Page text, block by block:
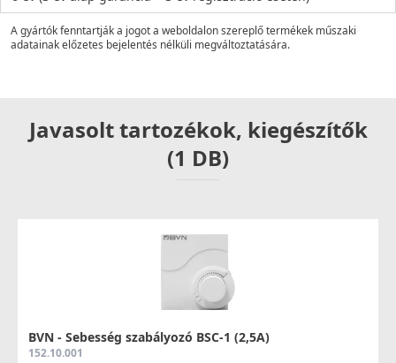
A gyártók fenntartják a jogot a weboldalon szereplő termékek műszaki
adatainak előzetes bejelentés nélküli megváltoztatására.
Javasolt tartozékok, kiegészítők
(1 DB)
BVN - Sebesség szabályozó BSC-1 (2,5A)
152.10.001